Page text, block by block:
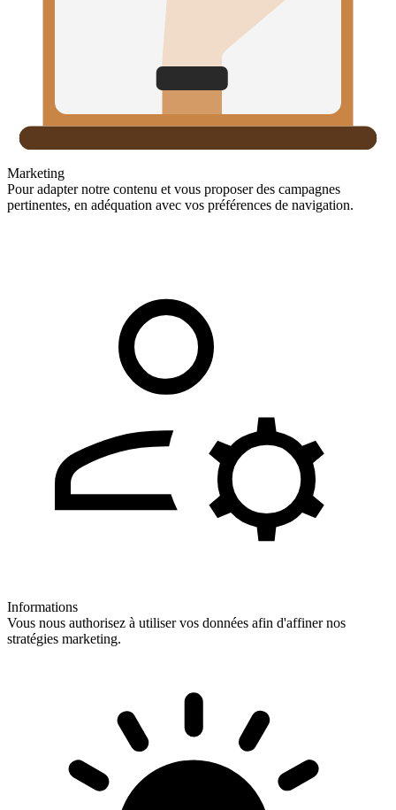
Marketing
Pour adapter notre contenu et vous proposer des campagnes
pertinentes, en adéquation avec vos préférences de navigation.
Informations
Vous nous authorisez à utiliser vos données afin d'affiner nos
stratégies marketing.